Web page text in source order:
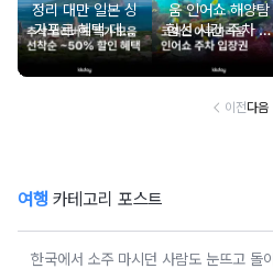
정리 대만 일본 싱
가포르 혜택 데일
리 선착순 쿠폰까
지
움 인어쇼 해양탐
험선 시간 주차 입
장권 할인
이전다음
여행 카테고리 포스트
한국에서 소주 마시던 사람도 눈뜨고 돌